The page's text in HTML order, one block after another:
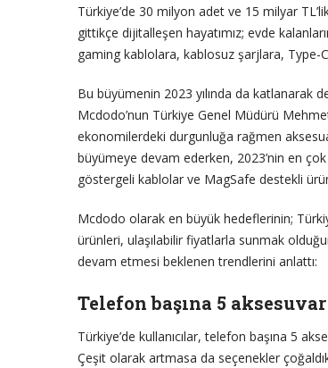
Türkiye’de 30 milyon adet ve 15 milyar
gittikçe dijitalleşen hayatımız; evde
gaming kablolara, kablosuz şarjlara, Type-
Bu büyümenin 2023 yılında da katlanarak
Mcdodo’nun Türkiye Genel Müdürü
ekonomilerdeki durgunluğa rağmen
büyümeye devam ederken, 2023’nin en
göstergeli kablolar ve MagSafe destekli
Mcdodo olarak en büyük hedeflerinin;
ürünleri, ulaşılabilir fiyatlarla sunmak
devam etmesi beklenen trendlerini anlattı:
Telefon başına 5
Türkiye’de kullanıcılar, telefon başına 5
Çeşit olarak artmasa da seçenekler